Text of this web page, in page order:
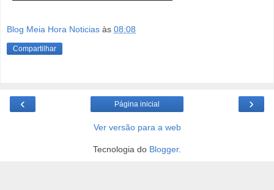
Blog Meia Hora Noticias às 08:08
Compartilhar
‹ ›
Página inicial
Ver versão para a web
Tecnologia do Blogger.